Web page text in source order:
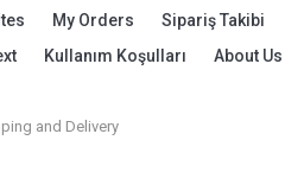
My Orders
Sipariş Takibi
Kullanım Koşulları About Us
and Delivery